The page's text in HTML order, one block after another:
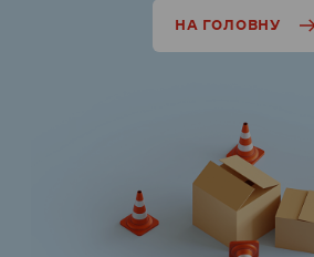
НА ГОЛОВНУ